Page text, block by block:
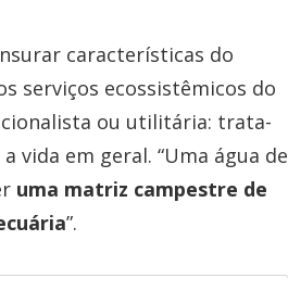
características do
serviços ecossistêmicos do
ou utilitária: trata-
vida em geral. “Uma água de
uma matriz campestre de
”.